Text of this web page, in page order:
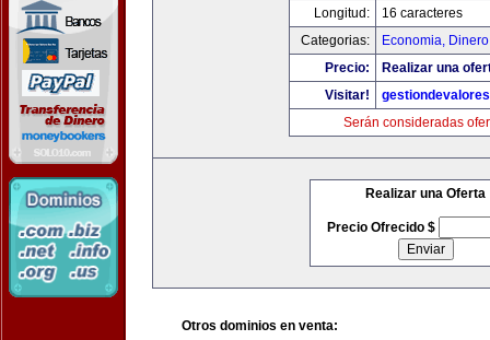
Longitud:
16 caracteres
Categorias:
Economia,
Precio:
Realizar una
Visitar!
Serán consideradas
Realizar una Oferta
Precio Ofrecido $
Otros dominios en venta: